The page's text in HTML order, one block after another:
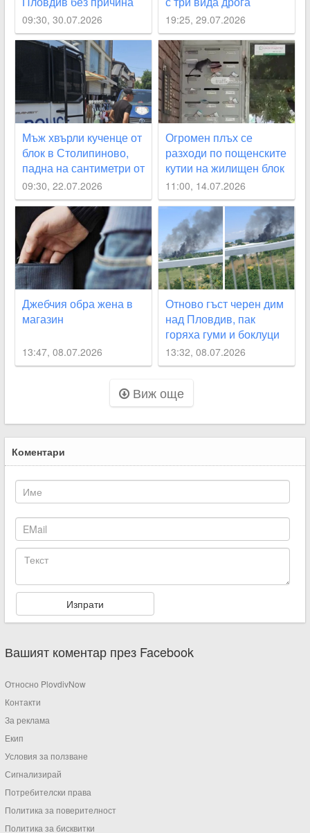
09:30, 30.07.2026 19:25, 29.07.2026
Мъж хвърли кученце от
блок в Столипиново,
падна на сантиметри от
дете
09:30, 22.07.2026
Огромен плъх се
разходи по пощенските
кутии на жилищен блок
в Пловдив ВИДЕО
11:00, 14.07.2026
Джебчия обра жена в
магазин
13:47, 08.07.2026
Отново гъст черен дим
над Пловдив, пак
горяха гуми и боклуци
13:32, 08.07.2026
Виж още
Коментари
Вашият коментар през Facebook
Относно PlovdivNow
Контакти
За реклама
Екип
Условия за ползване
Сигнализирай
Потребителски права
Политика за поверителност
Политика за бисквитки